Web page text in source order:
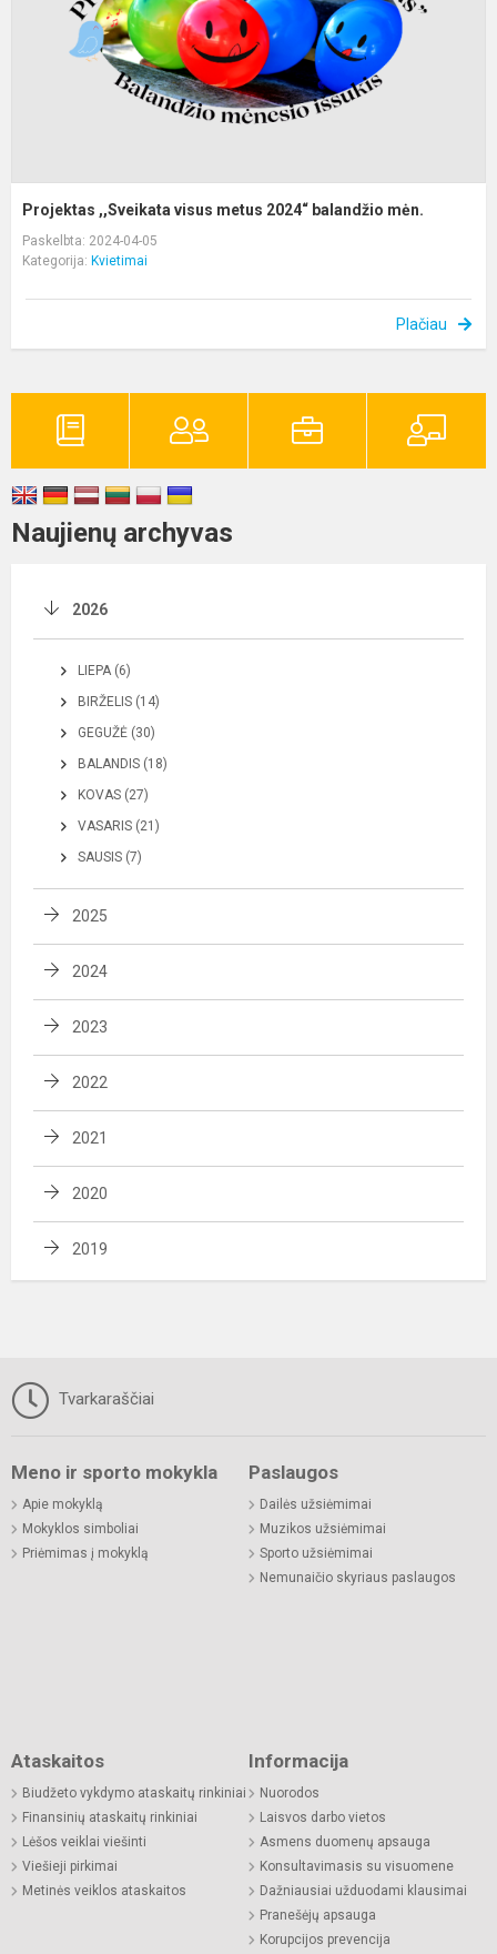
Projektas ,,Sveikata visus metus 2024“ balandžio mėn.
Paskelbta: 2024-04-05
Kategorija: Kvietimai
Plačiau
Naujienų archyvas
2026
LIEPA (6)
BIRŽELIS (14)
GEGUŽĖ (30)
BALANDIS (18)
KOVAS (27)
VASARIS (21)
SAUSIS (7)
2025
2024
2023
2022
2021
2020
2019
Tvarkaraščiai
Meno ir sporto mokykla
Apie mokyklą
Mokyklos simboliai
Priėmimas į mokyklą
Paslaugos
Dailės užsiėmimai
Muzikos užsiėmimai
Sporto užsiėmimai
Nemunaičio skyriaus paslaugos
Ataskaitos
Biudžeto vykdymo ataskaitų rinkiniai
Finansinių ataskaitų rinkiniai
Lėšos veiklai viešinti
Viešieji pirkimai
Metinės veiklos ataskaitos
Informacija
Nuorodos
Laisvos darbo vietos
Asmens duomenų apsauga
Konsultavimasis su visuomene
Dažniausiai užduodami klausimai
Pranešėjų apsauga
Korupcijos prevencija